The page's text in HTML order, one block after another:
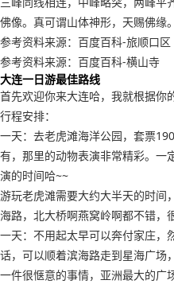
佛像。真可谓山体神形，天赐佛缘。
参考资料来源：百度百科-旅顺口区
参考资料来源：百度百科-横山寺
大连一日游最佳路线
首先欢迎你来大连哈，我就根据你
行程安排：
一天：去老虎滩海洋公园，套票
有，那里的动物表演非常精彩。一
演的时间哈~~
游玩老虎滩需要大约大半天的时间
海路，北大桥啊燕窝岭啊都不错，
一天：不用起太早可以奔付家庄，
话，可以顺着滨海路走到星海广场
一件很惬意的事情，亚洲最大的广